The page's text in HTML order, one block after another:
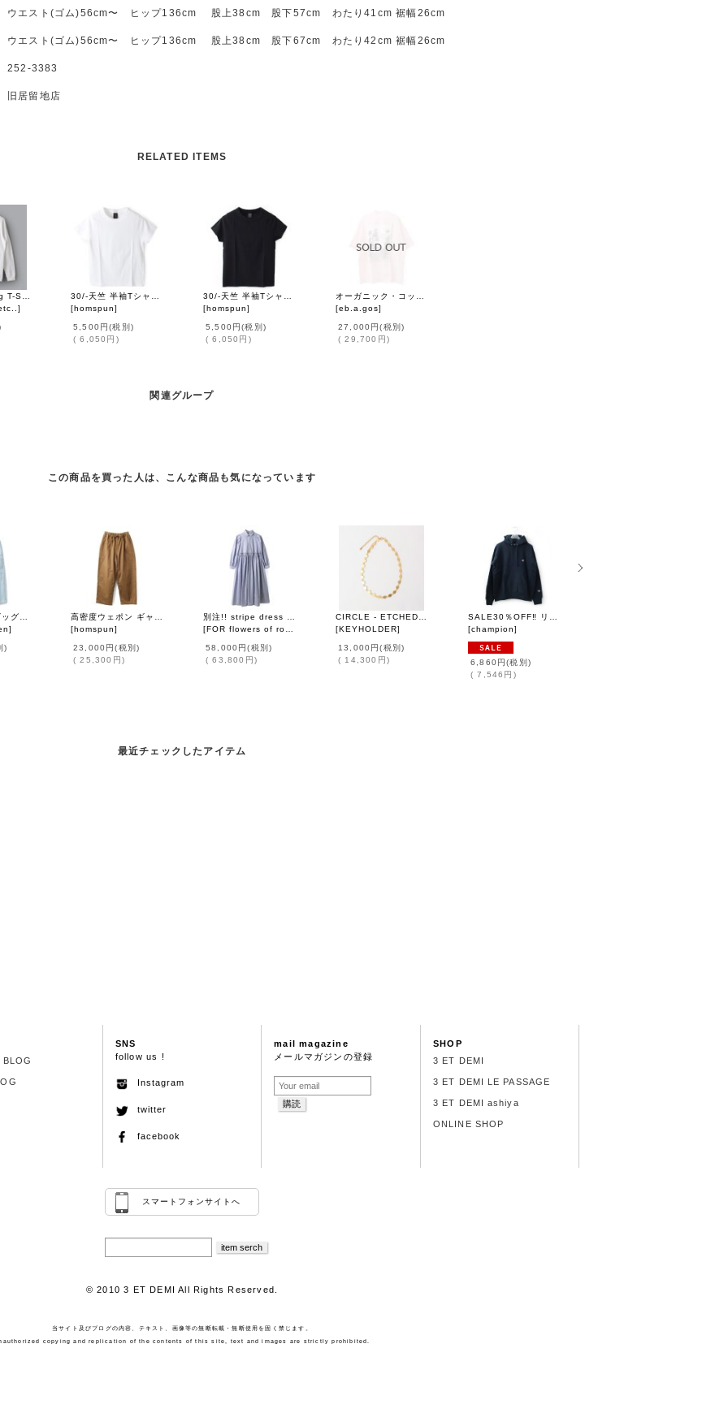
ウエスト(ゴム)56cm〜 ヒップ136cm 股上38cm 股下57cm わたり41cm 裾幅26cm
ウエスト(ゴム)56cm〜 ヒップ136cm 股上38cm 股下67cm わたり42cm 裾幅26cm
252-3383
旧居留地店
RELATED ITEMS
Souvenir Long T-Shirts "Scotland" (WH)
]
30/-天竺 半袖Tシャツ（6271:WH）
[homspun]
5,500円(税別)
( 6,050円 )
30/-天竺 半袖Tシャツ（6271:BK)
[homspun]
5,500円(税別)
( 6,050円 )
オーガニック・コットン・プリント Big T-shirt (55508:PKGY)
[eb.a.gos]
27,000円(税別)
( 29,700円 )
関連グループ
この商品を買った人は、こんな商品も気になっています
[10] always ビッグポケットワイドデニム (DN4632A:LBL)
]
)
高密度ウェポン ギャザーPT (262-3357:CM)
[homspun]
23,000円(税別)
( 25,300円 )
別注!! stripe dress (BL)
[FOR flowers of romance
58,000円(税別)
( 63,800円 )
CIRCLE - ETCHED METAL NECKLACE
[KEYHOLDER]
13,000円(税別)
( 14,300円 )
SALE30％OFF‼︎ リバースウィーブ フーデッドスウェットシャツ (C3-Y131:NV)
[champion]
6,860円(税別)
( 7,546円 )
最近チェックしたアイテム
BLOG
SNS
follow us !
Instagram
twitter
facebook
mail magazine
メールマガジンの登録
SHOP
3 ET DEMI
3 ET DEMI LE PASSAGE
3 ET DEMI ashiya
ONLINE SHOP
スマートフォンサイトへ
© 2010 3 ET DEMI All Rights Reserved.
当サイト及びブログの内容、テキスト、画像等の無断転載・無断使用を固く禁じます。
copying and replication of the contents of this site, text and images are strictly prohibited.